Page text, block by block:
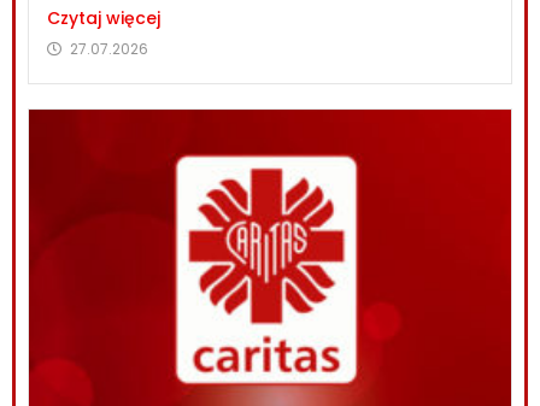
Czytaj więcej
27.07.2026